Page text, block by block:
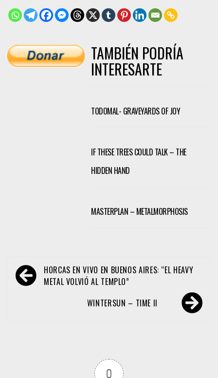
TAMBIÉN PODRÍA
INTERESARTE
TODOMAL- GRAVEYARDS OF JOY
IF THESE TREES COULD TALK – THE
HIDDEN HAND
MASTERPLAN – METALMORPHOSIS
Navegación
de
HORCAS EN VIVO EN BUENOS AIRES: “EL HEAVY
METAL VOLVIÓ AL TEMPLO”
WINTERSUN – TIME II
0